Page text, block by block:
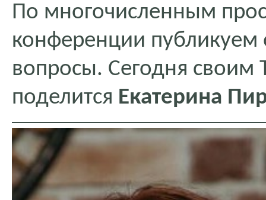
По многочисленным
конференции публикуем
вопросы. Сегодня своим
поделится Екатерина